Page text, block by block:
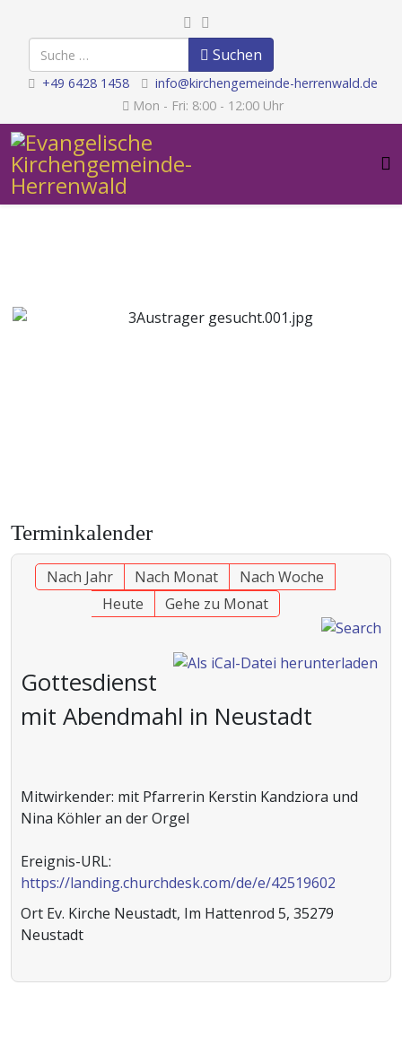
Suchen Suchen
+49 6428 1458
info@kirchengemeinde-herrenwald.de
Mon - Fri: 8:00 - 12:00 Uhr
Terminkalender
Nach Jahr Nach Monat
Nach Woche
Heute
Gehe zu Monat
Gottesdienst
mit Abendmahl in Neustadt
Mitwirkender: mit Pfarrerin Kerstin Kandziora und
Nina Köhler an der Orgel
Ereignis-URL:
https://landing.churchdesk.com/de/e/42519602
Ort Ev. Kirche Neustadt, Im Hattenrod 5, 35279
Neustadt